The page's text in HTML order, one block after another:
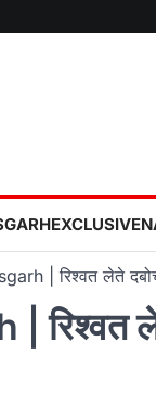
EXCLUSIVE
| रिश्वत लेते